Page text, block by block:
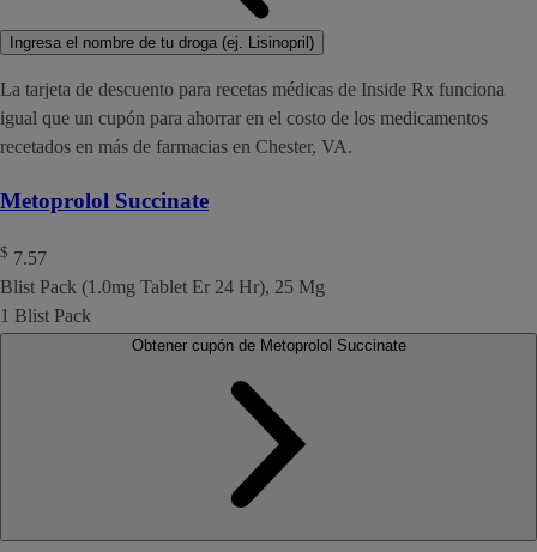
Ingresa el nombre de tu droga (ej. Lisinopril)
La tarjeta de descuento para recetas médicas de Inside Rx funciona
igual que un cupón para ahorrar en el costo de los medicamentos
recetados en más de farmacias en Chester, VA.
Metoprolol Succinate
$ 7.57
Blist Pack (1.0mg Tablet Er 24 Hr), 25 Mg
1 Blist Pack
Obtener cupón de Metoprolol Succinate